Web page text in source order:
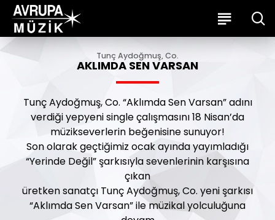
Tunç Aydoğmuş, Co.
AKLIMDA SEN VARSAN
Tunç Aydoğmuş, Co. “Aklımda Sen Varsan” adını
verdiği yepyeni single çalışmasını 18 Nisan’da
müzikseverlerin beğenisine sunuyor!
Son olarak geçtiğimiz ocak ayında yayımladığı
“Yerinde Değil” şarkısıyla sevenlerinin karşısına
çıkan
üretken sanatçı Tunç Aydoğmuş, Co. yeni şarkısı
“Aklımda Sen Varsan” ile müzikal yolculuğuna